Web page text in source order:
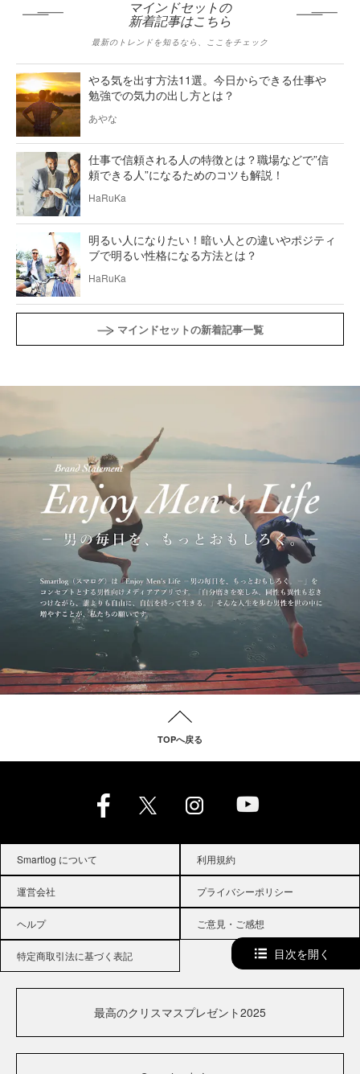
マインドセットの
新着記事はこちら
最新のトレンドを知るなら、ここをチェック
やる気を出す方法11選。今日からできる仕事や
勉強での気力の出し方とは？
あやな
仕事で信頼される人の特徴とは？職場などで”信
頼できる人”になるためのコツも解説！
HaRuKa
明るい人になりたい！暗い人との違いやポジティ
ブで明るい性格になる方法とは？
HaRuKa
マインドセットの新着記事一覧
TOPへ戻る
Smartlog について 利用規約
運営会社 プライバシーポリシー
ヘルプ ご意見・ご感想
特定商取引法に基づく表記
最高のクリスマスプレゼント2025
目次を開く